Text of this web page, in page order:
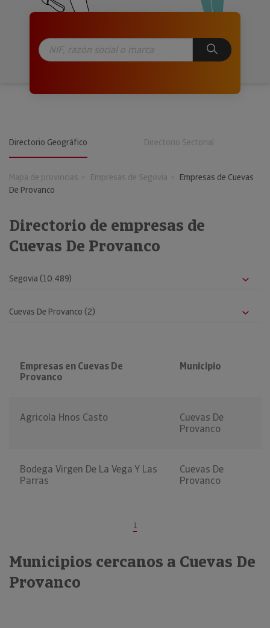
Directorio Geográfico Directorio Sectorial
Mapa de provincias Empresas de Segovia
Empresas de Cuevas
De Provanco
Directorio de empresas de
Cuevas De Provanco
Empresas en Cuevas De
Provanco
Municipio
Agricola Hnos Casto
Cuevas De
Provanco
Bodega Virgen De La Vega Y Las
Parras
Cuevas De
Provanco
1
Municipios cercanos a Cuevas De
Provanco